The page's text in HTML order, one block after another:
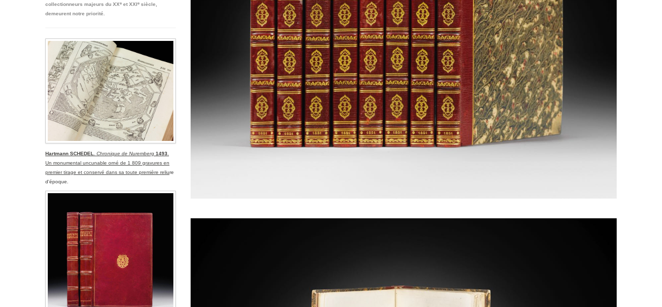
collectionneurs majeurs du XXe et XXI e siècle,
demeurent notre priorité.
Hartmann SCHEDEL Chronique de Nuremberg 1493
Un monumental uncunable orné de 1 809 gravures en
premier tirage et conservé dans sa toute première reliure
d'époque.